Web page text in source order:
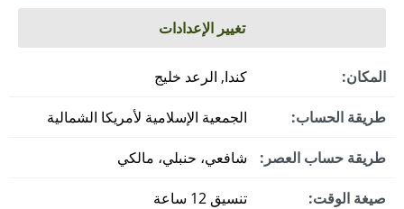
تغيير الإعدادات
المكان: كندا, الرعد خليج
طريقة الحساب: الجمعية الإسلامية لأمريكا الشمالية
طريقة حساب العصر: شافعي، حنبلي، مالكي
صيغة الوقت: تنسيق 12 ساعة